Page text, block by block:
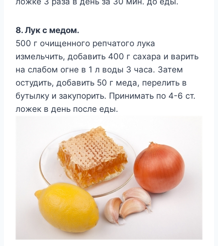
8. Лук с медом.
500 г очищенного репчатого лука
измельчить, добавить 400 г сахара и варить
на слабом огне в 1 л воды 3 часа. Затем
остудить, добавить 50 г меда, перелить в
бутылку и закупорить. Принимать по 4-6 ст.
ложек в день после еды.